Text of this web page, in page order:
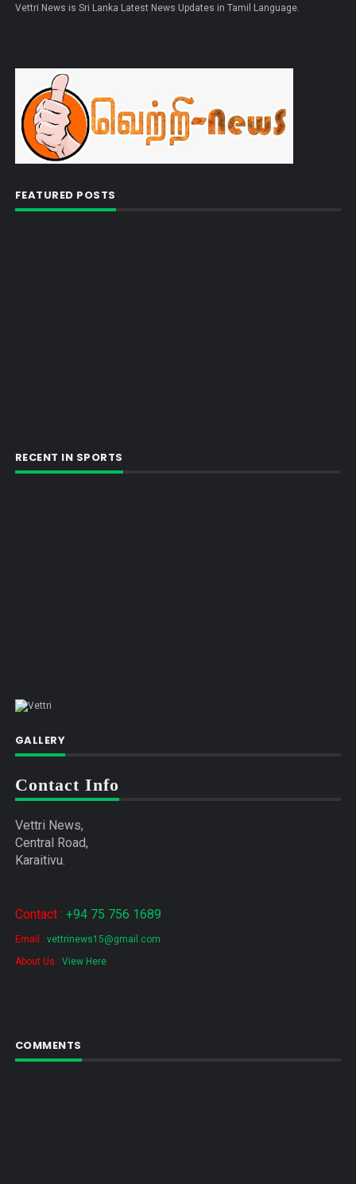
Vettri News is Sri Lanka Latest News Updates in Tamil Language.
FEATURED POSTS
RECENT IN SPORTS
GALLERY
Contact Info
Vettri News,
Central Road,
Karaitivu.
Contact : +94 75 756 1689
Email : vettrinews15@gmail.com
About Us : View Here
COMMENTS